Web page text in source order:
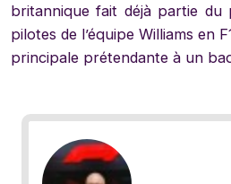
britannique fait déjà partie du
pilotes de l’équipe Williams en
principale prétendante à un